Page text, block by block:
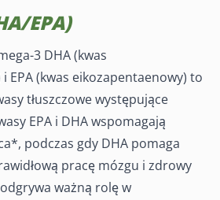
EPA)
3 DHA (kwas
EPA (kwas eikozapentaenowy) to
tłuszczowe występujące
EPA i DHA wspomagają
podczas gdy DHA pomaga
pracę mózgu i zdrowy
ważną rolę w